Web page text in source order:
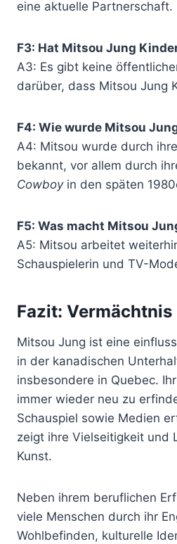
eine aktuelle Partnerschaft.
F3: Hat Mitsou Jung
A3: Es gibt keine
darüber, dass Mitsou Jung
F4: Wie wurde Mitsou
A4: Mitsou wurde durch
bekannt, vor allem durch
Cowboyin den späten
F5: Was macht Mitsou
A5: Mitsou arbeitet
Schauspielerin und TV-
Fazit:
Mitsou Jung ist eine
in der kanadischen
insbesondere in Quebec.
immer wieder neu zu
Schauspiel sowie Medien
zeigt ihre Vielseitigkeit und
Kunst.
Neben ihrem beruflichen
viele Menschen durch ihr
Wohlbefinden, kulturelle